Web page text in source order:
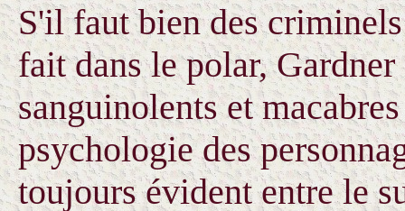
S'il faut bien des
fait dans le polar, Gardner
sanguinolents et
psychologie des
toujours évident entre le